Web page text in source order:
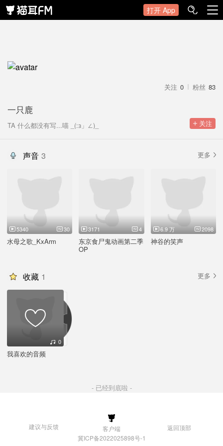
打开 App
粉丝 83
关注 0
一只鹿
TA 什么都没有写...喵 _(:з」∠)_ 关注
声音 3 更多
水母之歌_KxArm
5340 30
东京食尸鬼动画第二季
OP
3171 4
神谷的笑声
6.9 万 2098
收藏 1 更多
0
我喜欢的音频
- 已经到底啦 -
建议与反馈 客户端
返回顶部
冀ICP备2022025898号-1